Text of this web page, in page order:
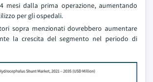
mesi dalla prima operazione, aumentando
per gli ospedali.
sopra menzionati dovrebbero aumentare
la crescita del segmento nel periodo di